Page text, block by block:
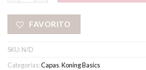
FAVORITO
SKU: N/D
Categorías:Capas,Koning Basics